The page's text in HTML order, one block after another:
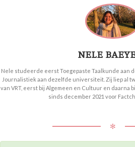
NELE
Nele studeerde eerst Toegepaste Taalkunde aan
Journalistiek aan dezelfde universiteit. Zij liep al
van VRT, eerst bij Algemeen en Cultuur en daarna
sinds december 2021 voor
✻